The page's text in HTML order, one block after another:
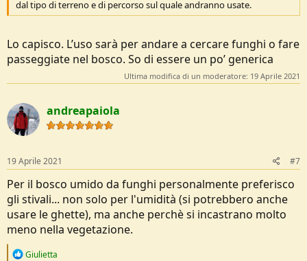
dal tipo di terreno e di percorso sul quale andranno usate.
Lo capisco. L’uso sarà per andare a cercare funghi o fare
passeggiate nel bosco. So di essere un po’ generica
Ultima modifica di un moderatore: 19 Aprile 2021
andreapaiola
19 Aprile 2021 #7
Per il bosco umido da funghi personalmente preferisco
gli stivali... non solo per l'umidità (si potrebbero anche
usare le ghette), ma anche perchè si incastrano molto
meno nella vegetazione.
R
Giulietta